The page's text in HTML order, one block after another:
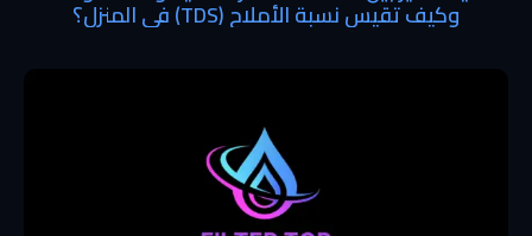
وكيف تقيس نسبة الأملاح (TDS) في المنزل؟